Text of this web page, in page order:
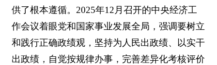
供了根本遵循。2025年12月召开的中央经济工
作会议着眼党和国家事业发展全局，强调要树立
和践行正确政绩观，坚持为人民出政绩、以实干
出政绩，自觉按规律办事，完善差异化考核评价